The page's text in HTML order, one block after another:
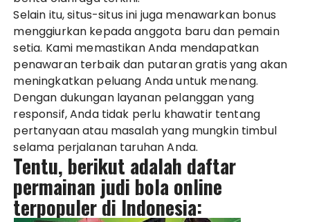
Selain itu, situs-situs ini juga menawarkan bonus
menggiurkan kepada anggota baru dan pemain
setia. Kami memastikan Anda mendapatkan
penawaran terbaik dan putaran gratis yang akan
meningkatkan peluang Anda untuk menang.
Dengan dukungan layanan pelanggan yang
responsif, Anda tidak perlu khawatir tentang
pertanyaan atau masalah yang mungkin timbul
selama perjalanan taruhan Anda.
Tentu, berikut adalah daftar
permainan judi bola online
terpopuler di Indonesia: